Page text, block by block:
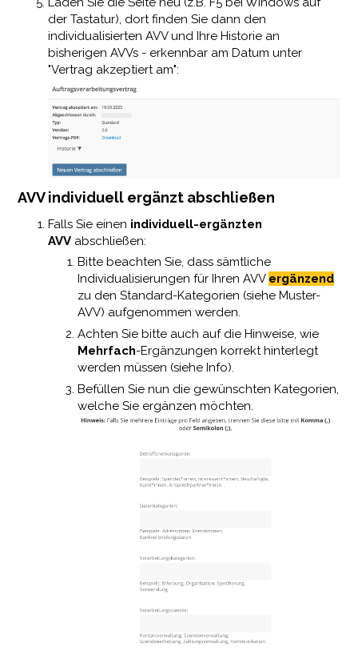
der Tastatur), dort finden Sie dann den
individualisierten AVV und Ihre Historie an
bisherigen AVVs - erkennbar am Datum unter
"Vertrag akzeptiert am":
AVV individuell ergänzt abschließen
Falls Sie einen individuell-ergänzten
AVV abschließen:
Bitte beachten Sie, dass sämtliche
Individualisierungen für Ihren AVV ergänzend
zu den Standard-Kategorien (siehe Muster-
AVV) aufgenommen werden.
Achten Sie bitte auch auf die Hinweise, wie
Mehrfach-Ergänzungen korrekt hinterlegt
werden müssen (siehe Info).
Befüllen Sie nun die gewünschten Kategorien,
welche Sie ergänzen möchten.